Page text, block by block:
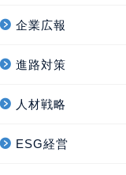
企業広報
進路対策
人材戦略
ESG経営